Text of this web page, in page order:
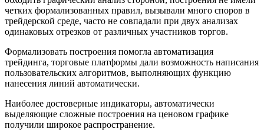
четких формализованных правил, вызывали много споров в
трейдерской среде, часто не совпадали при двух анализах
одинаковых отрезков от различных участников торгов.
Формализовать построения помогла автоматизация
трейдинга, торговые платформы дали возможность написания
пользовательских алгоритмов, выполняющих функцию
нанесения линий автоматически.
Наиболее достоверные индикаторы, автоматически
выделяющие сложные построения на ценовом графике
получили широкое распространение.